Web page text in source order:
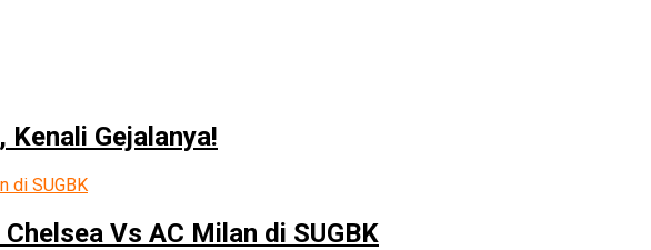
Gejalanya!
Vs AC Milan di SUGBK